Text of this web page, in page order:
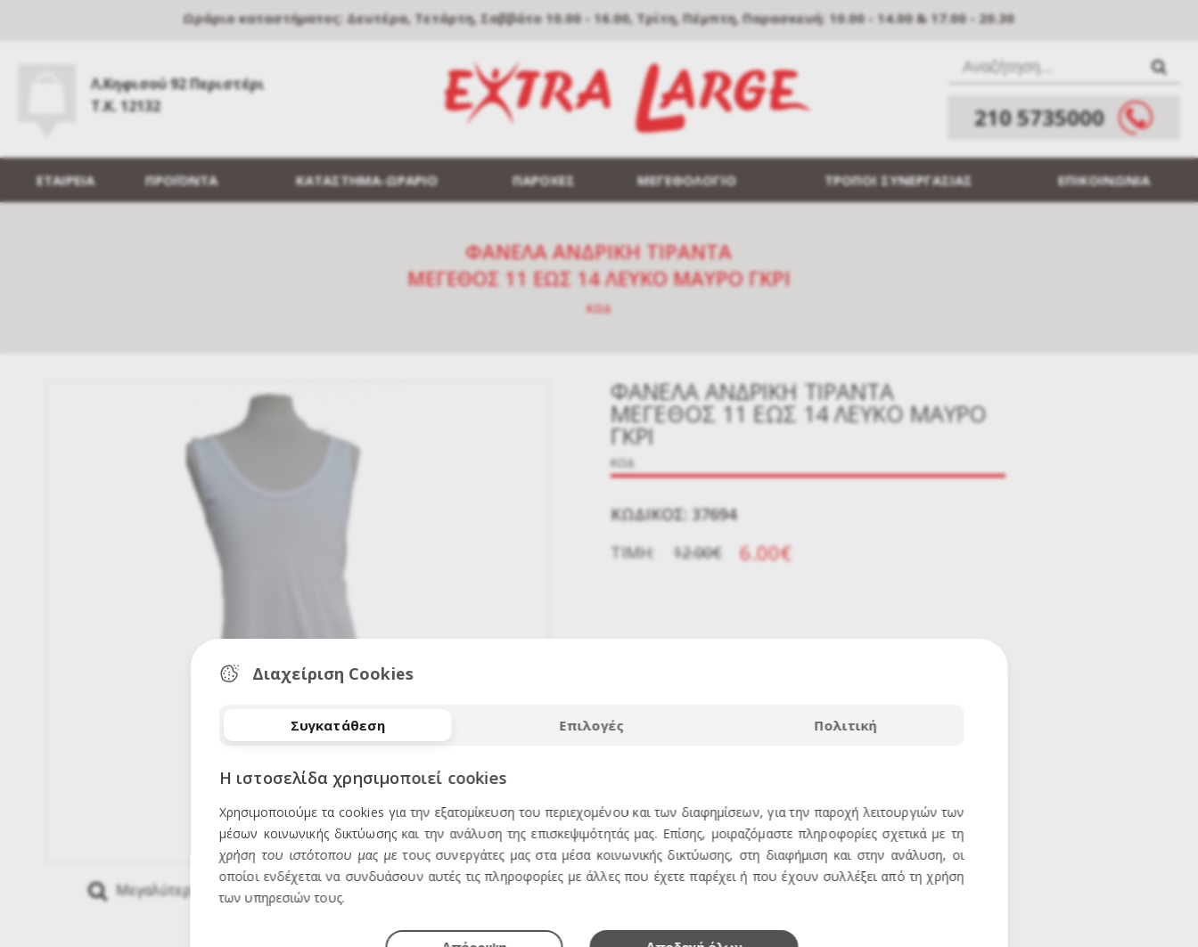
Λ.Κηφισού 92 Περιστέρι
Τ.Κ. 12132
210 5735000
ΕΤΑΙΡΕΙΑ ΠΡΟΪΟΝΤΑ ΚΑΤΑΣΤΗΜΑ-ΩΡΑΡΙΟ ΠΑΡΟΧΕΣ ΜΕΓΕΘΟΛΟΓΙΟ ΤΡΟΠΟΙ ΣΥΝΕΡΓΑΣΙΑΣ ΕΠΙΚΟΙΝΩΝΙΑ
ΦΑΝΕΛΑ ΑΝΔΡΙΚΗ ΤΙΡΑΝΤΑ
ΜΕΓΕΘΟΣ 11 ΈΩΣ 14 ΛΕΥΚΟ ΜΑΥΡΟ ΓΚΡΙ
ΚΩΔ
ΦΑΝΕΛΑ ΑΝΔΡΙΚΗ ΤΙΡΑΝΤΑ
ΜΕΓΕΘΟΣ 11 ΈΩΣ 14 ΛΕΥΚΟ ΜΑΥΡΟ
ΓΚΡΙ
ΚΩΔ
KΩΔΙΚΌΣ: 37694
Μεγαλύτερη Εικόνα Mouse over to zoom
ΤΙΜΉ: 12.00€ 6.00€
Ωράριο καταστήματος: Δευτέρα, Τετάρτη, Σαββάτο 10.00 - 16.00, Τρίτη, Πέμπτη, Παρασκευή: 10.00 - 14.00 & 17.00 - 20.30
Διαχείριση Cookies
Συγκατάθεση Επιλογές Πολιτική
Η ιστοσελίδα χρησιμοποιεί cookies
Χρησιμοποιούμε τα cookies για την εξατομίκευση του περιεχομένου και των διαφημίσεων, για την παροχή λειτουργιών των
μέσων κοινωνικής δικτύωσης και την ανάλυση της επισκεψιμότητάς μας. Επίσης, μοιραζόμαστε πληροφορίες σχετικά με τη
χρήση του ιστότοπου μας με τους συνεργάτες μας στα μέσα κοινωνικής δικτύωσης, στη διαφήμιση και στην ανάλυση, οι
οποίοι ενδέχεται να συνδυάσουν αυτές τις πληροφορίες με άλλες που έχετε παρέχει ή που έχουν συλλέξει από τη χρήση
των υπηρεσιών τους.